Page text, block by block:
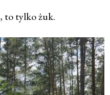
to tylko żuk.